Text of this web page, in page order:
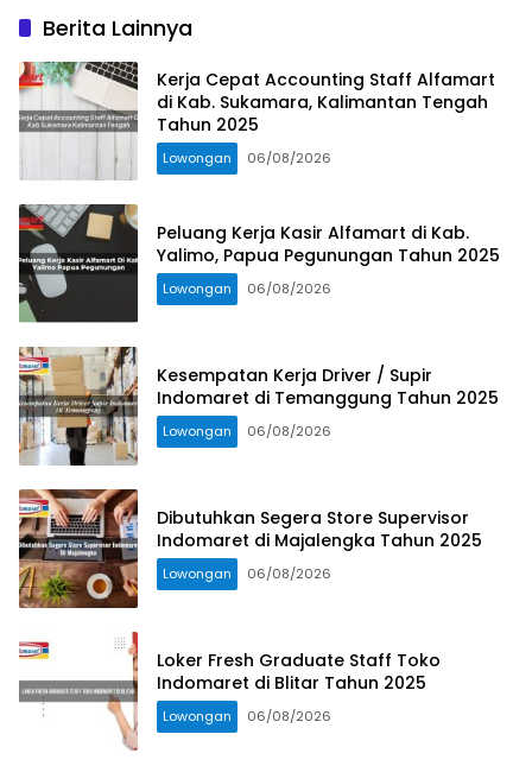
Berita Lainnya
Kerja Cepat Accounting Staff Alfamart
di Kab. Sukamara, Kalimantan Tengah
Tahun 2025
Lowongan 06/08/2026
Peluang Kerja Kasir Alfamart di Kab.
Yalimo, Papua Pegunungan Tahun 2025
Lowongan 06/08/2026
Kesempatan Kerja Driver / Supir
Indomaret di Temanggung Tahun 2025
Lowongan 06/08/2026
Dibutuhkan Segera Store Supervisor
Indomaret di Majalengka Tahun 2025
Lowongan 06/08/2026
Loker Fresh Graduate Staff Toko
Indomaret di Blitar Tahun 2025
Lowongan 06/08/2026